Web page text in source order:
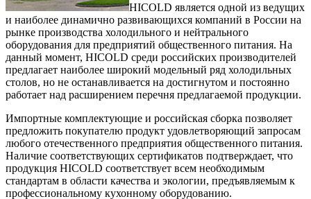
HICOLD является одной из ведущих
и наиболее динамично развивающихся компаний в России на
рынке производства холодильного и нейтрального
оборудования для предприятий общественного питания. На
данный момент, HICOLD среди российских производителей
предлагает наиболее широкий модельный ряд холодильных
столов, но не останавливается на достигнутом и постоянно
работает над расширением перечня предлагаемой продукции.
Импортные комплектующие и российская сборка позволяет
предложить покупателю продукт удовлетворяющий запросам
любого отечественного предприятия общественного питания.
Наличие соответствующих сертификатов подтверждает, что
продукция HICOLD соответствует всем необходимым
стандартам в области качества и экологии, предъявляемым к
профессиональному кухонному оборудованию.